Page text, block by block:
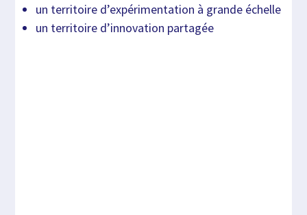
un territoire d’expérimentation à grande échelle
un territoire d’innovation partagée